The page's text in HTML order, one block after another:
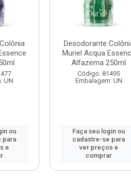
UN
ou
para
e
Desodorante
Muriel Acqua
Alfazema 250ml
Código: 81495
Embalagem: UN
Faça seu login ou
cadastre-se para
ver preços e
comprar